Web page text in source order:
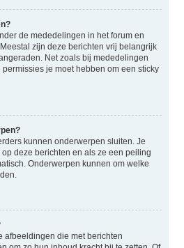
de mededelingen in het forum en
zijn deze berichten vrij belangrijk
Net zoals bij mededelingen
je moet hebben om een sticky
kunnen onderwerpen sluiten. Je
deze berichten en als ze een peiling
Onderwerpen kunnen om welke
afbeeldingen die met berichten